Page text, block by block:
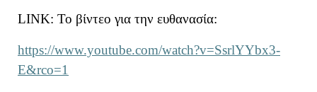
LINK: Το βίντεο για την ευθανασία:
https://www.youtube.com/watch?v=SsrlYYbx3-
E&rco=1